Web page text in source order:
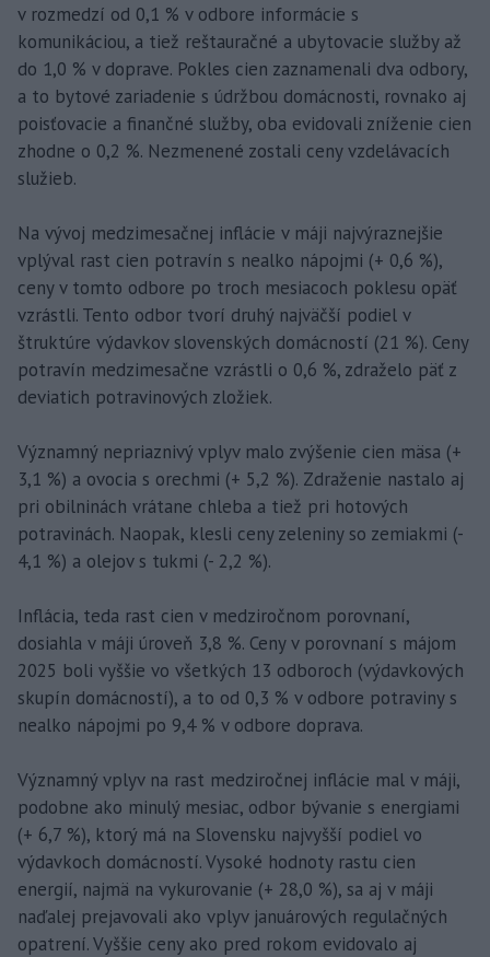
v rozmedzí od 0,1 % v odbore informácie s
komunikáciou, a tiež reštauračné a ubytovacie služby až
do 1,0 % v doprave. Pokles cien zaznamenali dva odbory,
a to bytové zariadenie s údržbou domácnosti, rovnako aj
poisťovacie a finančné služby, oba evidovali zníženie cien
zhodne o 0,2 %. Nezmenené zostali ceny vzdelávacích
služieb.
Na vývoj medzimesačnej inflácie v máji najvýraznejšie
vplýval rast cien potravín s nealko nápojmi (+ 0,6 %),
ceny v tomto odbore po troch mesiacoch poklesu opäť
vzrástli. Tento odbor tvorí druhý najväčší podiel v
štruktúre výdavkov slovenských domácností (21 %). Ceny
potravín medzimesačne vzrástli o 0,6 %, zdraželo päť z
deviatich potravinových zložiek.
Významný nepriaznivý vplyv malo zvýšenie cien mäsa (+
3,1 %) a ovocia s orechmi (+ 5,2 %). Zdraženie nastalo aj
pri obilninách vrátane chleba a tiež pri hotových
potravinách. Naopak, klesli ceny zeleniny so zemiakmi (-
4,1 %) a olejov s tukmi (- 2,2 %).
Inflácia, teda rast cien v medziročnom porovnaní,
dosiahla v máji úroveň 3,8 %. Ceny v porovnaní s májom
2025 boli vyššie vo všetkých 13 odboroch (výdavkových
skupín domácností), a to od 0,3 % v odbore potraviny s
nealko nápojmi po 9,4 % v odbore doprava.
Významný vplyv na rast medziročnej inflácie mal v máji,
podobne ako minulý mesiac, odbor bývanie s energiami
(+ 6,7 %), ktorý má na Slovensku najvyšší podiel vo
výdavkoch domácností. Vysoké hodnoty rastu cien
energií, najmä na vykurovanie (+ 28,0 %), sa aj v máji
naďalej prejavovali ako vplyv januárových regulačných
opatrení. Vyššie ceny ako pred rokom evidovalo aj